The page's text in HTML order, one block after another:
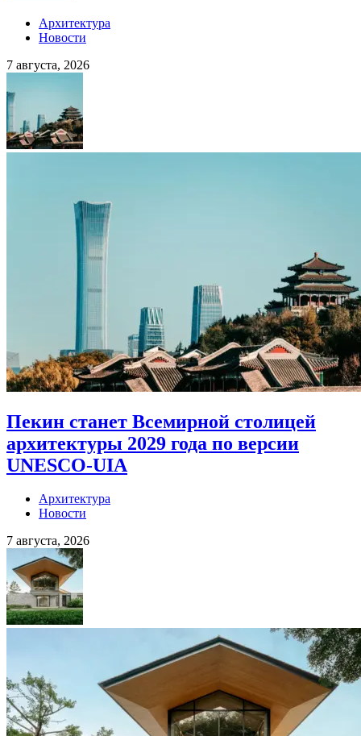
Архитектура
Новости
7 августа, 2026
Пекин станет Всемирной столицей
архитектуры 2029 года по версии
UNESCO-UIA
Архитектура
Новости
7 августа, 2026